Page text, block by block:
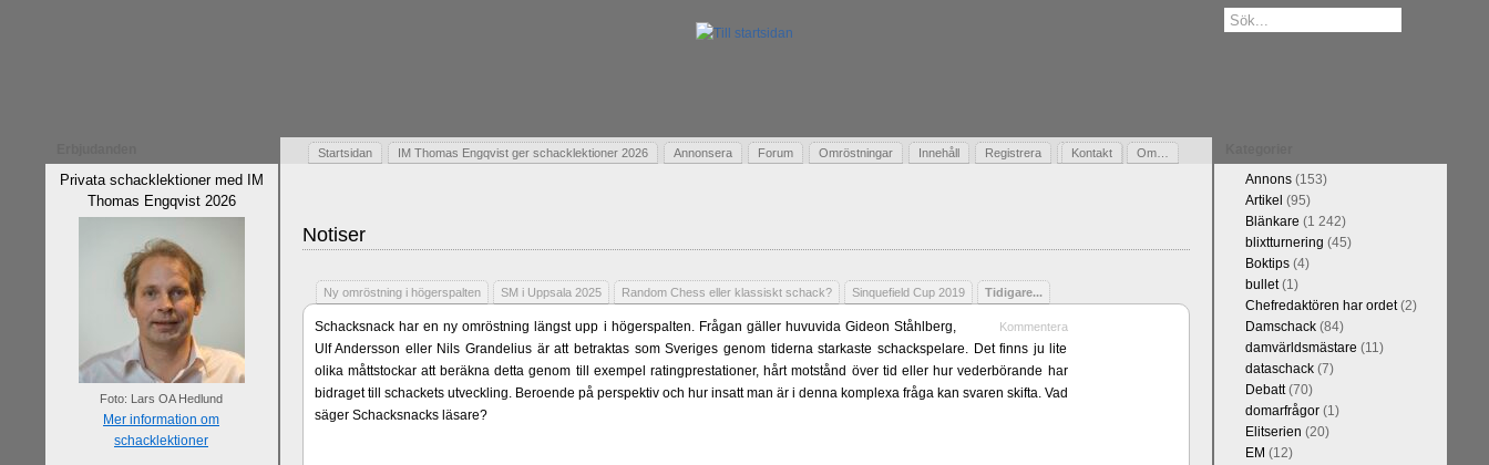
Privata schacklektioner med IM
Thomas Engqvist 2026
Foto: Lars OA Hedlund
Mer information om
schacklektioner
Startsidan IM Thomas Engqvist ger schacklektioner 2026 Annonsera Forum Omröstningar Innehåll Registrera Kontakt Om…
Gästbok
Notiser
Ny omröstning i högerspalten SM i Uppsala 2025 Random Chess eller klassiskt schack? Sinquefield Cup 2019 Tidigare...
Kommentera
Schacksnack har en ny omröstning längst upp i högerspalten. Frågan gäller huvuvida Gideon Ståhlberg,
Ulf Andersson eller Nils Grandelius är att betraktas som Sveriges genom tiderna starkaste schackspelare. Det finns ju lite
olika måttstockar att beräkna detta genom till exempel ratingprestationer, hårt motstånd över tid eller hur vederbörande har
bidraget till schackets utveckling. Beroende på perspektiv och hur insatt man är i denna komplexa fråga kan svaren skifta. Vad
säger Schacksnacks läsare?
Annons(153)
Artikel (95)
Blänkare (1 242)
blixtturnering (45)
Boktips(4)
bullet(1)
Chefredaktören har ordet(2)
Damschack(84)
damvärldsmästare (11)
dataschack(7)
Debatt(70)
domarfrågor(1)
Elitserien (20)
EM (12)